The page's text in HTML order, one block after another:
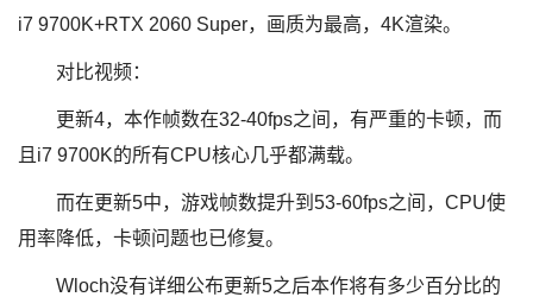
i7 9700K+RTX 2060 Super，画质为最高，4K渲染。
对比视频：
更新4，本作帧数在32-40fps之间，有严重的卡顿，而
且i7 9700K的所有CPU核心几乎都满载。
而在更新5中，游戏帧数提升到53-60fps之间，CPU使
用率降低，卡顿问题也已修复。
Wloch没有详细公布更新5之后本作将有多少百分比的